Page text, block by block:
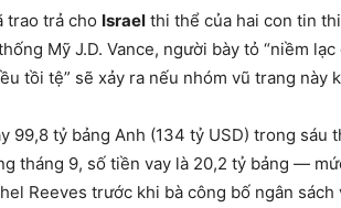
trao trả cho Israel thi thể của hai con tin
Mỹ J.D. Vance, người bày tỏ “niềm
tồi tệ” sẽ xảy ra nếu nhóm vũ trang
99,8 tỷ bảng Anh (134 tỷ USD) trong sáu
tháng 9, số tiền vay là 20,2 tỷ bảng —
Reeves trước khi bà công bố ngân